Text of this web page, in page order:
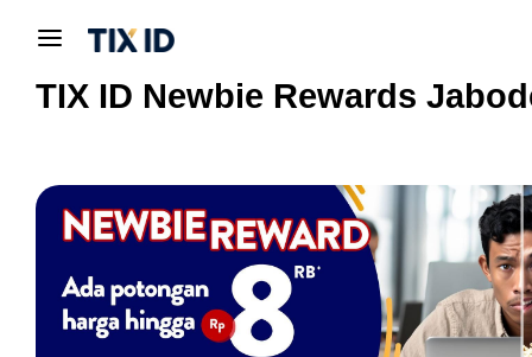
TIX ID Newbie Rewards